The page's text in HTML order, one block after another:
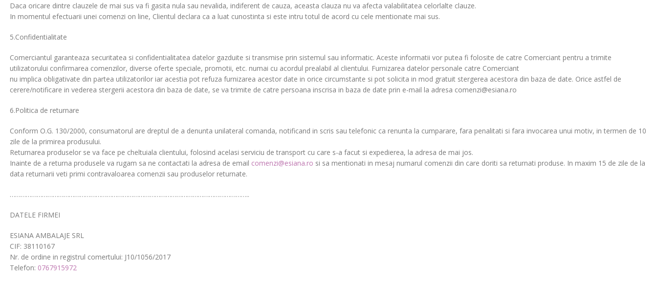
Daca oricare dintre clauzele de mai sus va fi gasita nula sau nevalida, indiferent de cauza, aceasta clauza nu va afecta valabilitatea celorlalte clauze.
In momentul efectuarii unei comenzi on line, Clientul declara ca a luat cunostinta si este intru totul de acord cu cele mentionate mai sus.
5.Confidentialitate
Comerciantul garanteaza securitatea si confidentialitatea datelor gazduite si transmise prin sistemul sau informatic. Aceste informatii vor putea fi folosite de catre Comerciant pentru a trimite
utilizatorului confirmarea comenzilor, diverse oferte speciale, promotii, etc. numai cu acordul prealabil al clientului. Furnizarea datelor personale catre Comerciant
nu implica obligativate din partea utilizatorilor iar acestia pot refuza furnizarea acestor date in orice circumstante si pot solicita in mod gratuit stergerea acestora din baza de date. Orice astfel de
cerere/notificare in vederea stergerii acestora din baza de date, se va trimite de catre persoana inscrisa in baza de date prin e-mail la adresa comenzi@esiana.ro
6.Politica de returnare
Conform O.G. 130/2000, consumatorul are dreptul de a denunta unilateral comanda, notificand in scris sau telefonic ca renunta la cumparare, fara penalitati si fara invocarea unui motiv, in termen de 10
zile de la primirea produsului.
Returnarea produselor se va face pe cheltuiala clientului, folosind acelasi serviciu de transport cu care s-a facut si expedierea, la adresa de mai jos.
Inainte de a returna produsele va rugam sa ne contactati la adresa de email comenzi@esiana.ro si sa mentionati in mesaj numarul comenzii din care doriti sa returnati produse. In maxim 15 de zile de la
data returnarii veti primi contravaloarea comenzii sau produselor returnate.
……………………………………………………………………………………………………………………..
DATELE FIRMEI
ESIANA AMBALAJE SRL
CIF: 38110167
Nr. de ordine in registrul comertului: J10/1056/2017
Telefon: 0767915972